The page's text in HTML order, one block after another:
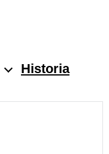
Historia